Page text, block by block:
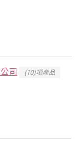
司 (10)項產品